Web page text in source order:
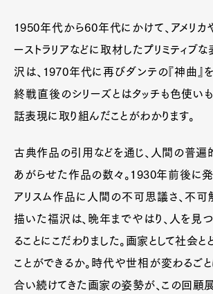
1950年代から60年代にかけて、アメリカ
ーストラリアなどに取材したプリミティブ
沢は、1970年代に再びダンテの『神曲』
終戦直後のシリーズとはタッチも色使い
話表現に取り組んだことがわかります。
古典作品の引用などを通じ、人間の普
あがらせた作品の数々。1930年前後に
アリスム作品に人間の不可思議さ、不可
描いた福沢は、晩年までやはり、人を見
ることにこだわりました。画家として社会と
ことができるか。時代や世相が変わるご
合い続けてきた画家の姿勢が、この回顧